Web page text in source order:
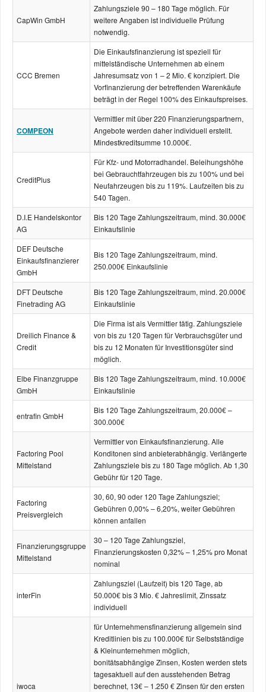
CapWin GmbH
Zahlungsziele 90 – 180 Tage möglich. Für
weitere Angaben ist individuelle Prüfung
notwendig.
CCC Bremen
Die Einkaufsfinanzierung ist speziell für
mittelständische Unternehmen ab einem
Jahresumsatz von 1 – 2 Mio. € konzipiert. Die
Vorfinanzierung der betreffenden Warenkäufe
beträgt in der Regel 100% des Einkaufspreises.
COMPEON
Vermittler mit über 220 Finanzierungspartnern,
Angebote werden daher individuell erstellt.
Mindestkreditsumme 10.000€.
CreditPlus
Für Kfz- und Motorradhandel. Beleihungshöhe
bei Gebrauchtfahrzeugen bis zu 100% und bei
Neufahrzeugen bis zu 119%. Laufzeiten bis zu
540 Tagen.
D.I.E Handelskontor
AG
Bis 120 Tage Zahlungszeitraum, mind. 30.000€
Einkaufslinie
DEF Deutsche
Einkaufsfinanzierer
GmbH
Bis 120 Tage Zahlungszeitraum, mind.
250.000€ Einkaufslinie
DFT Deutsche
Finetrading AG
Bis 120 Tage Zahlungszeitraum, mind. 20.000€
Einkaufslinie
Dreilich Finance &
Credit
Die Firma ist als Vermittler tätig. Zahlungsziele
von bis zu 120 Tagen für Verbrauchsgüter und
bis zu 12 Monaten für Investitionsgüter sind
möglich.
Elbe Finanzgruppe
GmbH
Bis 120 Tage Zahlungszeitraum, mind. 10.000€
Einkaufslinie
entrafin GmbH
Bis 120 Tage Zahlungszeitraum, 20.000€ –
300.000€
Factoring Pool
Mittelstand
Vermittler von Einkaufsfinanzierung. Alle
Konditonen sind anbieterabhängig. Verlängerte
Zahlungsziele bis zu 180 Tage möglich. Ab 1,30
Gebühr für 120 Tage.
Factoring
Preisvergleich
30, 60, 90 oder 120 Tage Zahlungsziel;
Gebühren 0,00% – 6,20%, weiter Gebühren
können anfallen
Finanzierungsgruppe
Mittelstand
30 – 120 Tage Zahlungsziel,
Finanzierungskosten 0,32% – 1,25% pro Monat
nominal
interFin
Zahlungsziel (Laufzeit) bis 120 Tage, ab
50.000€ bis 3 Mio. € Jahreslimit, Zinssatz
individuell
iwoca
für Unternehmensfinanzierung allgemein sind
Kreditlinien bis zu 100.000€ für Selbstständige
& Kleinunternehmen möglich,
bonitätsabhängige Zinsen, Kosten werden stets
tagesaktuell auf den ausstehenden Betrag
berechnet, 13€ – 1.250 € Zinsen für den ersten